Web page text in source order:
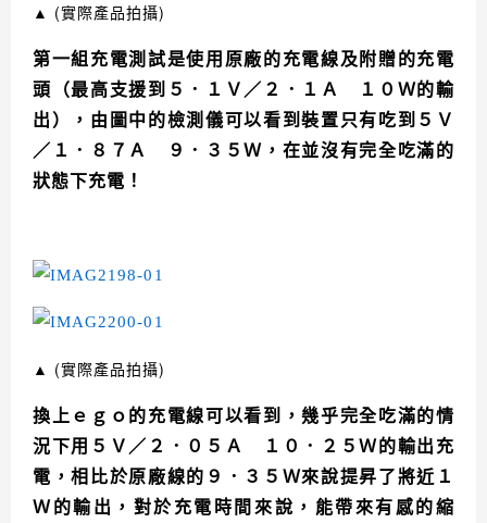
▲ (實際產品拍攝)
第一組充電測試是使用原廠的充電線及附贈的充電
頭（最高支援到５．１Ｖ／２．１Ａ １０Ｗ的輸
出），由圖中的檢測儀可以看到裝置只有吃到５Ｖ
／１．８７Ａ ９．３５Ｗ，在並沒有完全吃滿的
狀態下充電 ！
▲ (實際產品拍攝)
換上ｅｇｏ 的充電線可以看到，幾乎完全吃滿的情
況下用５Ｖ／２．０５Ａ １０．２５Ｗ的輸出充
電，相比於原廠線的９．３５Ｗ來說提昇了將近１
Ｗ的輸出，對於充電時間來說，能帶來有感的縮